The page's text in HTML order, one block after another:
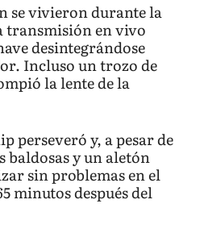
se vivieron durante la
transmisión en vivo
desintegrándose
Incluso un trozo de
la lente de la
perseveró y, a pesar de
baldosas y un aletón
sin problemas en el
minutos después del